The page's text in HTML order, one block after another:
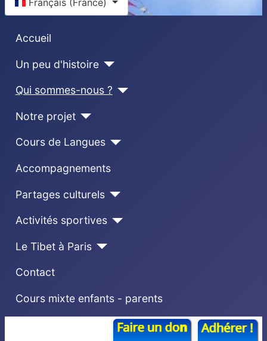
Accueil
Un peu d'histoire
Qui sommes-nous ?
Notre projet
Cours de Langues
Accompagnements
Partages culturels
Activités sportives
Le Tibet à Paris
Contact
Cours mixte enfants - parents